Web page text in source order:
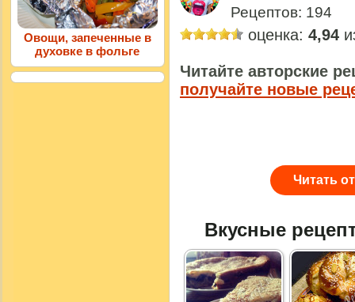
Рецептов: 194
оценка: 4,94
Читайте авторские
получайте новые
Читать
Вкусные
Овощи, запеченные в
духовке в фольге